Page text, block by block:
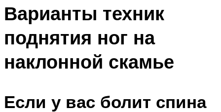
Варианты техник
поднятия ног на
наклонной скамье
Если у вас болит спина